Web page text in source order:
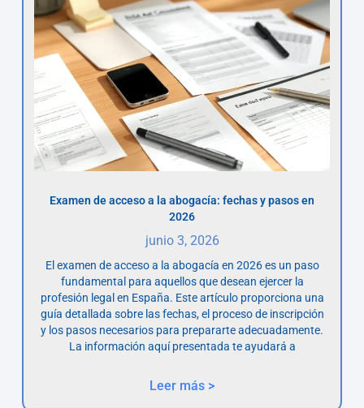
Examen de acceso a la abogacía: fechas y pasos en
2026
junio 3, 2026
El examen de acceso a la abogacía en 2026 es un paso
fundamental para aquellos que desean ejercer la
profesión legal en España. Este artículo proporciona una
guía detallada sobre las fechas, el proceso de inscripción
y los pasos necesarios para prepararte adecuadamente.
La información aquí presentada te ayudará a
Leer más >